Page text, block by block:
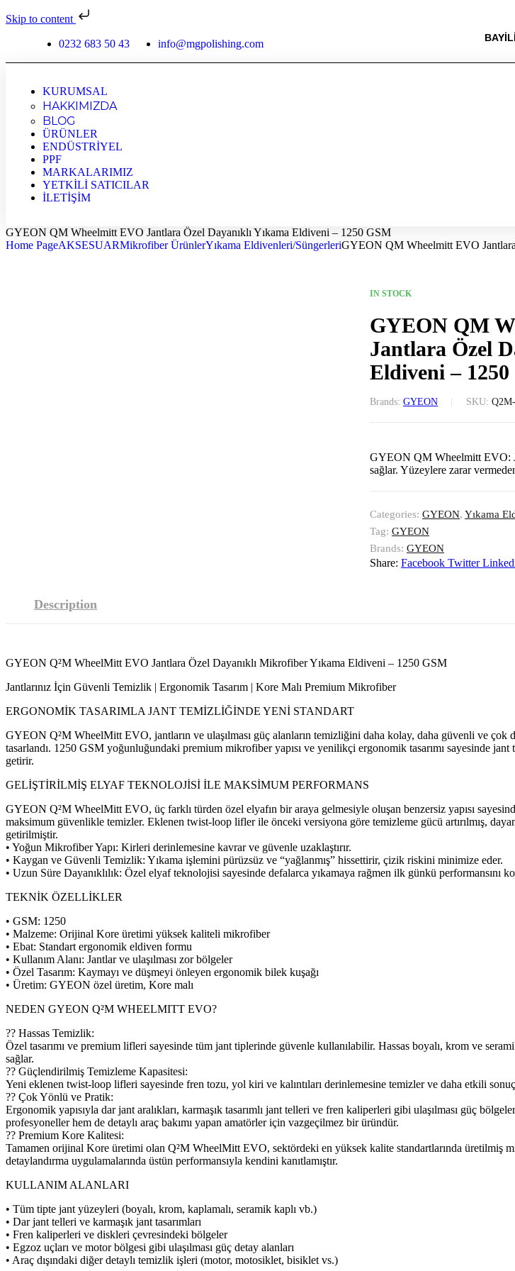
Skip to content
0232 683 50 43 info@mgpolishing.com
KURUMSAL
HAKKIMIZDA
BLOG
ÜRÜNLER
ENDÜSTRİYEL
PPF
MARKALARIMIZ
YETKİLİ SATICILAR
İLETİŞİM
GYEON QM Wheelmitt EVO Jantlara Özel Dayanıklı Yıkama Eldiveni – 1250 GSM
Home PageAKSESUARMikrofiber ÜrünlerYıkama Eldivenleri/SüngerleriGYEON QM Wheelmitt EVO
IN STOCK
GYEON QM
Jantlara Özel
Eldiveni –
Brands: GYEON SKU:
GYEON QM Wheelmitt EVO:
sağlar. Yüzeylere zarar
Categories: GYEON, Yıkama
Tag: GYEON
Brands: GYEON
Share: Facebook Twitter
Description
GYEON Q²M WheelMitt EVO Jantlara Özel Dayanıklı Mikrofiber Yıkama Eldiveni – 1250 GSM
Jantlarınız İçin Güvenli Temizlik | Ergonomik Tasarım | Kore Malı Premium Mikrofiber
ERGONOMİK TASARIMLA JANT TEMİZLİĞİNDE YENİ STANDART
GYEON Q²M WheelMitt EVO, jantların ve ulaşılması güç alanların temizliğini daha kolay, daha güvenli ve çok
tasarlandı. 1250 GSM yoğunluğundaki premium mikrofiber yapısı ve yenilikçi ergonomik tasarımı sayesinde jant
getirir.
GELİŞTİRİLMİŞ ELYAF TEKNOLOJİSİ İLE MAKSİMUM PERFORMANS
GYEON Q²M WheelMitt EVO, üç farklı türden özel elyafın bir araya gelmesiyle oluşan benzersiz yapısı
maksimum güvenlikle temizler. Eklenen twist-loop lifler ile önceki versiyona göre temizleme gücü artırılmış,
getirilmiştir.
• Yoğun Mikrofiber Yapı: Kirleri derinlemesine kavrar ve güvenle uzaklaştırır.
• Kaygan ve Güvenli Temizlik: Yıkama işlemini pürüzsüz ve “yağlanmış” hissettirir, çizik riskini minimize eder.
• Uzun Süre Dayanıklılık: Özel elyaf teknolojisi sayesinde defalarca yıkamaya rağmen ilk günkü performansını
TEKNİK ÖZELLİKLER
• GSM: 1250
• Malzeme: Orijinal Kore üretimi yüksek kaliteli mikrofiber
• Ebat: Standart ergonomik eldiven formu
• Kullanım Alanı: Jantlar ve ulaşılması zor bölgeler
• Özel Tasarım: Kaymayı ve düşmeyi önleyen ergonomik bilek kuşağı
• Üretim: GYEON özel üretim, Kore malı
NEDEN GYEON Q²M WHEELMITT EVO?
?? Hassas Temizlik:
Özel tasarımı ve premium lifleri sayesinde tüm jant tiplerinde güvenle kullanılabilir. Hassas boyalı, krom ve
sağlar.
?? Güçlendirilmiş Temizleme Kapasitesi:
Yeni eklenen twist-loop lifleri sayesinde fren tozu, yol kiri ve kalıntıları derinlemesine temizler ve daha etkili
?? Çok Yönlü ve Pratik:
Ergonomik yapısıyla dar jant aralıkları, karmaşık tasarımlı jant telleri ve fren kaliperleri gibi ulaşılması güç
profesyoneller hem de detaylı araç bakımı yapan amatörler için vazgeçilmez bir üründür.
?? Premium Kore Kalitesi:
Tamamen orijinal Kore üretimi olan Q²M WheelMitt EVO, sektördeki en yüksek kalite standartlarında üretilmiş
detaylandırma uygulamalarında üstün performansıyla kendini kanıtlamıştır.
KULLANIM ALANLARI
• Tüm tipte jant yüzeyleri (boyalı, krom, kaplamalı, seramik kaplı vb.)
• Dar jant telleri ve karmaşık jant tasarımları
• Fren kaliperleri ve diskleri çevresindeki bölgeler
• Egzoz uçları ve motor bölgesi gibi ulaşılması güç detay alanları
• Araç dışındaki diğer detaylı temizlik işleri (motor, motosiklet, bisiklet vs.)